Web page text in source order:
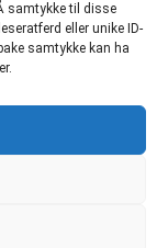
samtykke til disse
eller unike ID-
samtykke kan ha